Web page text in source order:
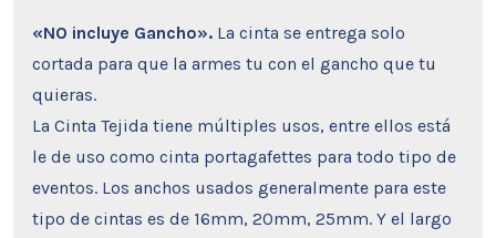
«NO incluye Gancho». La cinta se entrega solo
cortada para que la armes tu con el gancho que tu
quieras.
La Cinta Tejida tiene múltiples usos, entre ellos está
le de uso como cinta portagafettes para todo tipo de
eventos. Los anchos usados generalmente para este
tipo de cintas es de 16mm, 20mm, 25mm. Y el largo